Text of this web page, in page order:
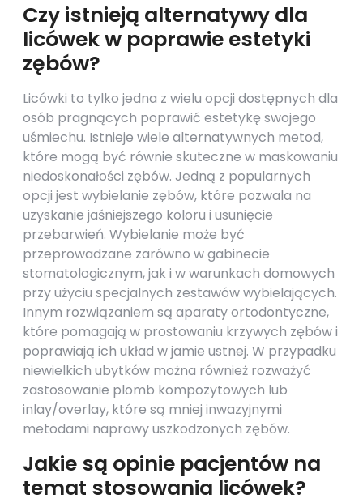
Czy istnieją alternatywy dla
licówek w poprawie estetyki
zębów?
Licówki to tylko jedna z wielu opcji dostępnych dla
osób pragnących poprawić estetykę swojego
uśmiechu. Istnieje wiele alternatywnych metod,
które mogą być równie skuteczne w maskowaniu
niedoskonałości zębów. Jedną z popularnych
opcji jest wybielanie zębów, które pozwala na
uzyskanie jaśniejszego koloru i usunięcie
przebarwień. Wybielanie może być
przeprowadzane zarówno w gabinecie
stomatologicznym, jak i w warunkach domowych
przy użyciu specjalnych zestawów wybielających.
Innym rozwiązaniem są aparaty ortodontyczne,
które pomagają w prostowaniu krzywych zębów i
poprawiają ich układ w jamie ustnej. W przypadku
niewielkich ubytków można również rozważyć
zastosowanie plomb kompozytowych lub
inlay/overlay, które są mniej inwazyjnymi
metodami naprawy uszkodzonych zębów.
Jakie są opinie pacjentów na
temat stosowania licówek?